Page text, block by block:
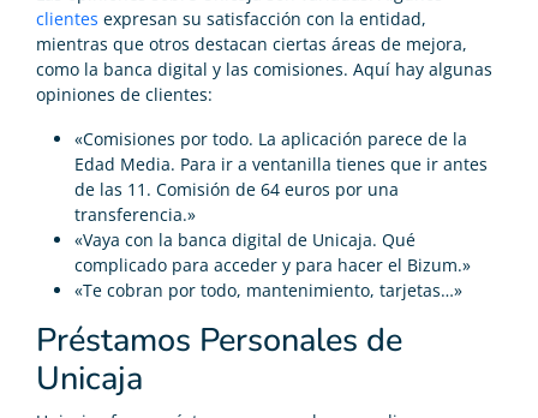
clientes expresan su satisfacción con la entidad,
mientras que otros destacan ciertas áreas de mejora,
como la banca digital y las comisiones. Aquí hay algunas
opiniones de clientes:
«Comisiones por todo. La aplicación parece de la
Edad Media. Para ir a ventanilla tienes que ir antes
de las 11. Comisión de 64 euros por una
transferencia.»
«Vaya con la banca digital de Unicaja. Qué
complicado para acceder y para hacer el Bizum.»
«Te cobran por todo, mantenimiento, tarjetas…»
Préstamos Personales de
Unicaja